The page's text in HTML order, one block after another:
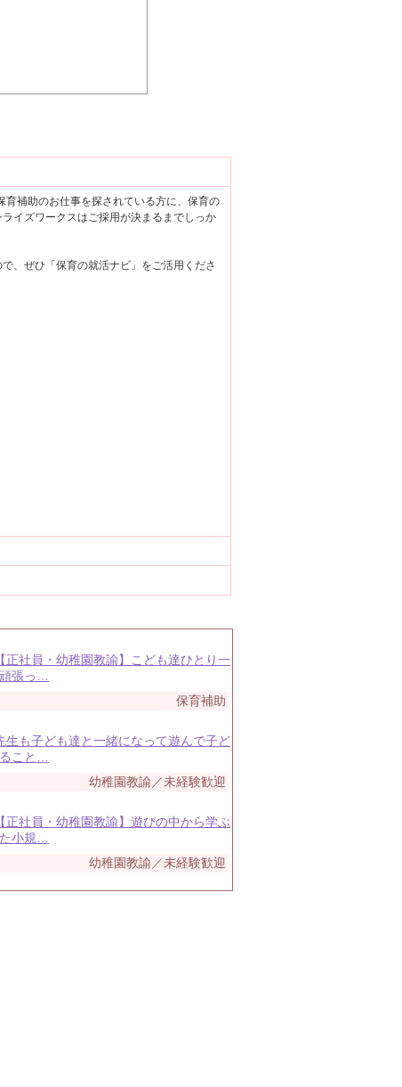
補助のお仕事を探されている方に、保育の
イズワークスはご採用が決まるまでしっか
、ぜひ「保育の就活ナビ」をご活用くださ
正社員・幼稚園教諭】こども達ひとり一
張っ…
保育補助
生も子ども達と一緒になって遊んで子ど
こと…
幼稚園教諭／未経験歓迎
正社員・幼稚園教諭】遊びの中から学ぶ
小規…
幼稚園教諭／未経験歓迎